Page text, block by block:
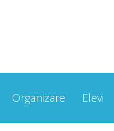
Organizare Elevi